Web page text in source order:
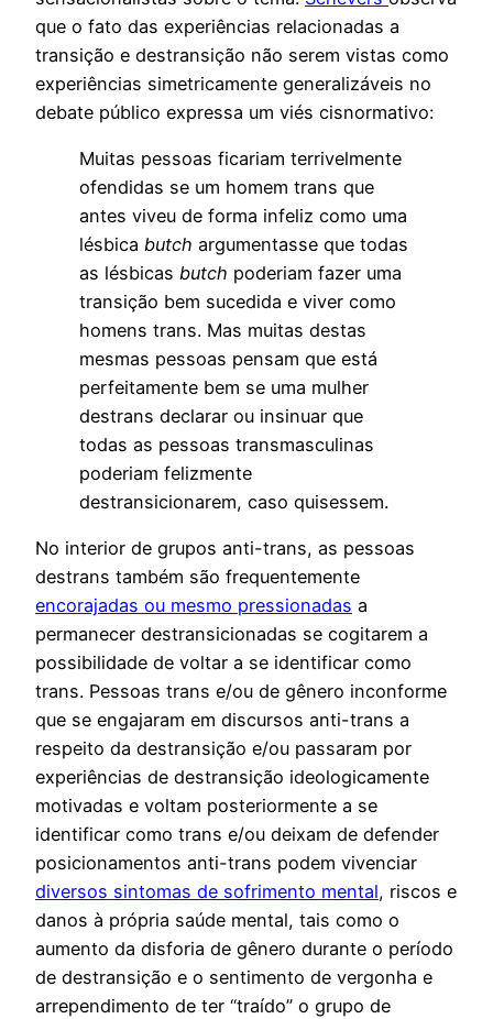
que o fato das experiências relacionadas a
transição e destransição não serem vistas como
experiências simetricamente generalizáveis no
debate público expressa um viés cisnormativo:
Muitas pessoas ficariam terrivelmente
ofendidas se um homem trans que
antes viveu de forma infeliz como uma
lésbica butch argumentasse que todas
as lésbicas butch poderiam fazer uma
transição bem sucedida e viver como
homens trans. Mas muitas destas
mesmas pessoas pensam que está
perfeitamente bem se uma mulher
destrans declarar ou insinuar que
todas as pessoas transmasculinas
poderiam felizmente
destransicionarem, caso quisessem.
No interior de grupos anti-trans, as pessoas
destrans também são frequentemente
encorajadas ou mesmo pressionadas a
permanecer destransicionadas se cogitarem a
possibilidade de voltar a se identificar como
trans. Pessoas trans e/ou de gênero inconforme
que se engajaram em discursos anti-trans a
respeito da destransição e/ou passaram por
experiências de destransição ideologicamente
motivadas e voltam posteriormente a se
identificar como trans e/ou deixam de defender
posicionamentos anti-trans podem vivenciar
diversos sintomas de sofrimento mental, riscos e
danos à própria saúde mental, tais como o
aumento da disforia de gênero durante o período
de destransição e o sentimento de vergonha e
arrependimento de ter “traído” o grupo de